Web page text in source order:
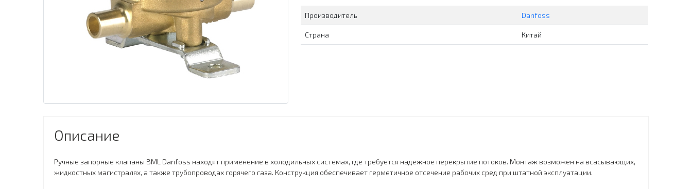
Производитель Danfoss
Страна Китай
Описание
Ручные запорные клапаны BML Danfoss находят применение в холодильных системах, где требуется надежное перекрытие потоков. Монтаж возможен на всасывающих,
жидкостных магистралях, а также трубопроводах горячего газа. Конструкция обеспечивает герметичное отсечение рабочих сред при штатной эксплуатации.